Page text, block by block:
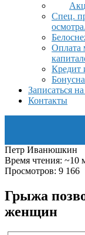
Спец.
осмотра.
Оплата
Кредит
Записаться
Контакты
Петр Иванюшкин
Время чтения: ~10
Просмотров: 9 166
Грыжа
женщин